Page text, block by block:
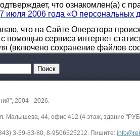
что ознакомлен(а) с
июля 2006 года «О персональных
что на Сайте Оператора
помощью сервиса интернет
(включено сохранение файлов
2004 - 2026.
Малышева, 44, офис 412 (4 этаж, здание
3-59-83-80, 8-9506525212. Пишите: